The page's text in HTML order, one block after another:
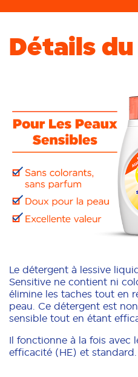
Détails
Le détergent à lessive
Sensitive ne contient ni
élimine les taches tout en
peau. Ce détergent est
sensible tout en étant
Il fonctionne à la fois avec
efficacité (HE) et standard.